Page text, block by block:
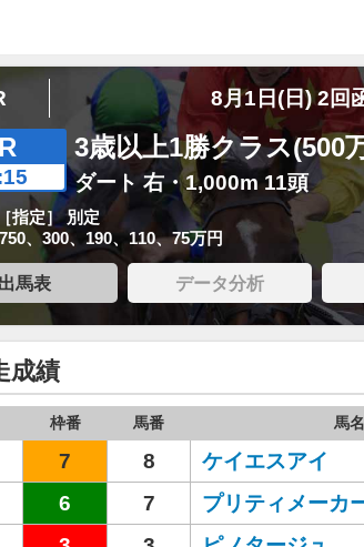
8月1日(日) 2回
3歳以上1勝クラス(500
ダート 右・1,000m 11頭
指定］ 別定
、300、190、110、75万円
出馬表 データ分析
成績
枠番 馬番 馬名
7 8 ケイエスアイ
6 7 プリティメーカ